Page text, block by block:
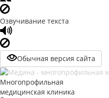
Озвучивание текста
Обычная версия сайта
Многопрофильная
медицинская клиника